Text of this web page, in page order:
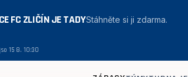
FC ZLIČÍN JE TADYStáhněte si ji zdarma.
so 15 8. 10:30